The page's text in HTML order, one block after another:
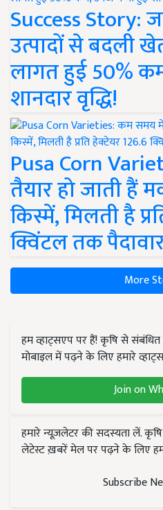
Success Story:
उत्पादों से बदली
लागत हुई 50%
शानदार वृद्धि!
Pusa Corn
तैयार हो जाती हैं
किस्में, मिलती है
क्विंटल तक
More
हम व्हाट्सएप पर हैं! कृषि से
मोबाइल में पढ़ने के लिए हमारे
Join on
हमारे न्यूज़लेटर की सदस्यता लें.
लेटेस्ट ख़बरें मेल पर पढ़ने के लिए
Subscribe